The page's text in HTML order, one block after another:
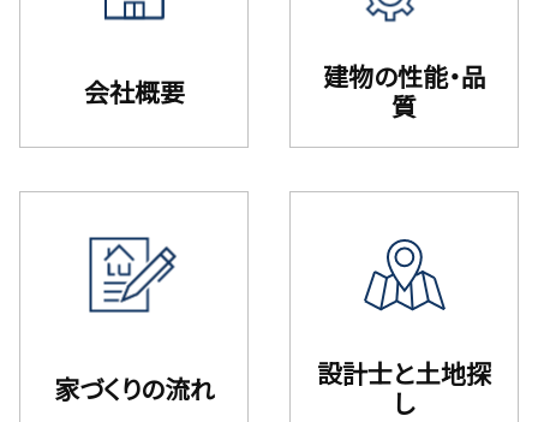
会社概要
建物の性能・品
質
家づくりの流れ
設計⼠と⼟地探
し